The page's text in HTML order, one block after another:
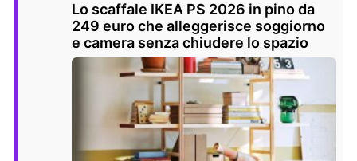
Lo scaffale IKEA PS 2026 in pino da
249 euro che alleggerisce soggiorno
e camera senza chiudere lo spazio